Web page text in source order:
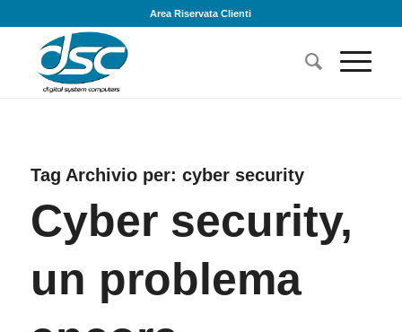
Area Riservata Clienti
Tag Archivio per: cyber security
Cyber security,
un problema